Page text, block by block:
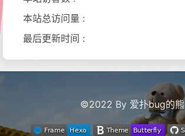
本站总访问量 :
最后更新时间 :
©2022 By 爱扑bug的熊